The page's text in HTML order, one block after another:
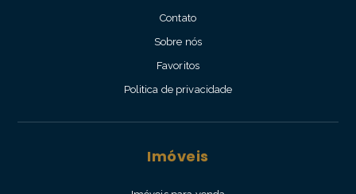
Contato
Sobre nós
Favoritos
Politica de privacidade
Imóveis